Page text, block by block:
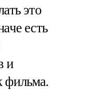
это
есть
и
фильма.